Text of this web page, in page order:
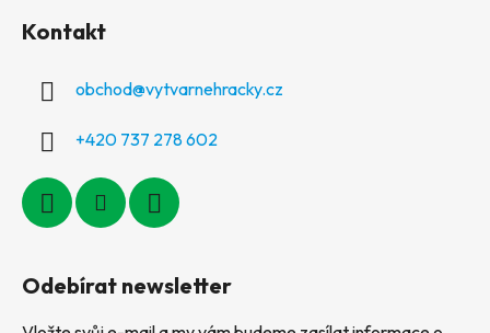
Kontakt
obchod@vytvarnehracky.cz
+420 737 278 602
Odebírat newsletter